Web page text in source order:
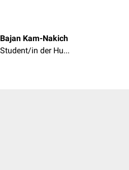
Bajan Kam-Nakich
Student/in der Humanmedizin